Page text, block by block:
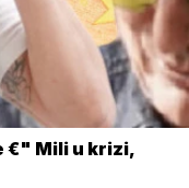
€" Mili u krizi,